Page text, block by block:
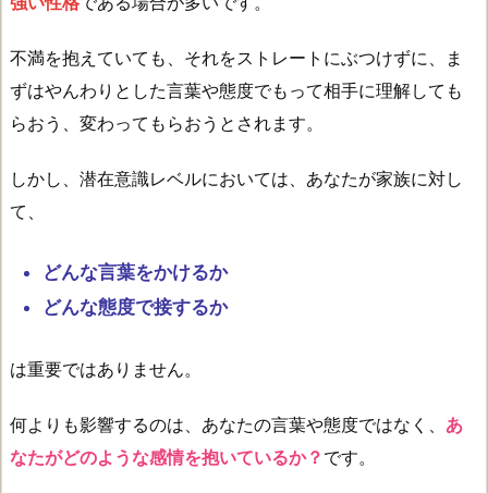
不満を抱えていても、それをストレートにぶつけずに、ま
ずはやんわりとした言葉や態度でもって相手に理解しても
らおう、変わってもらおうとされます。
しかし、潜在意識レベルにおいては、あなたが家族に対し
て、
どんな言葉をかけるか
どんな態度で接するか
は重要ではありません。
何よりも影響するのは、あなたの言葉や態度ではなく、 あ
なたがどのような感情を抱いているか？ です。